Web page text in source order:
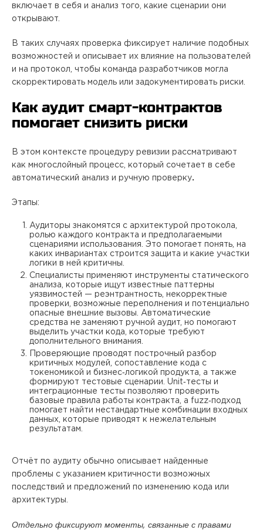
включает в себя и анализ того, какие сценарии они
открывают.
В таких случаях проверка фиксирует наличие подобных
возможностей и описывает их влияние на пользователей
и на протокол, чтобы команда разработчиков могла
скорректировать модель или задокументировать риски.
Как аудит смарт‑контрактов
помогает снизить риски
В этом контексте процедуру ревизии рассматривают
как многослойный процесс, который сочетает в себе
автоматический анализ и ручную проверку.
Этапы:
Аудиторы знакомятся с архитектурой протокола,
ролью каждого контракта и предполагаемыми
сценариями использования. Это помогает понять, на
каких инвариантах строится защита и какие участки
логики в ней критичны.
Специалисты применяют инструменты статического
анализа, которые ищут известные паттерны
уязвимостей — реэнтрантность, некорректные
проверки, возможные переполнения и потенциально
опасные внешние вызовы. Автоматические
средства не заменяют ручной аудит, но помогают
выделить участки кода, которые требуют
дополнительного внимания.
Проверяющие проводят построчный разбор
критичных модулей, сопоставление кода с
токеномикой и бизнес‑логикой продукта, а также
формируют тестовые сценарии. Unit‑тесты и
интеграционные тесты позволяют проверить
базовые правила работы контракта, а fuzz‑подход
помогает найти нестандартные комбинации входных
данных, которые приводят к нежелательным
результатам.
Отчёт по аудиту обычно описывает найденные
проблемы с указанием критичности возможных
последствий и предложений по изменению кода или
архитектуры.
Отдельно фиксируют моменты, связанные с правами